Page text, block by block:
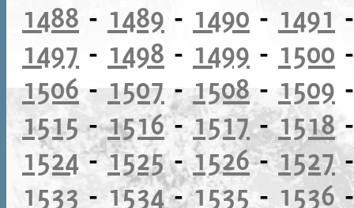
1488 - 1489 - 1490 - 1491
1497 - 1498 - 1499 - 1500
1506 - 1507 -1508- 1509
1515-1516-1517-1518
1524-1525-1526-1527
1533 - 1534-1535 - 1536